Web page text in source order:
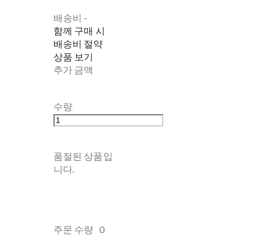
배송비 -
함께 구매 시
배송비 절약
상품 보기
추가 금액
수량
품절된 상품입
니다.
주문 수량 0